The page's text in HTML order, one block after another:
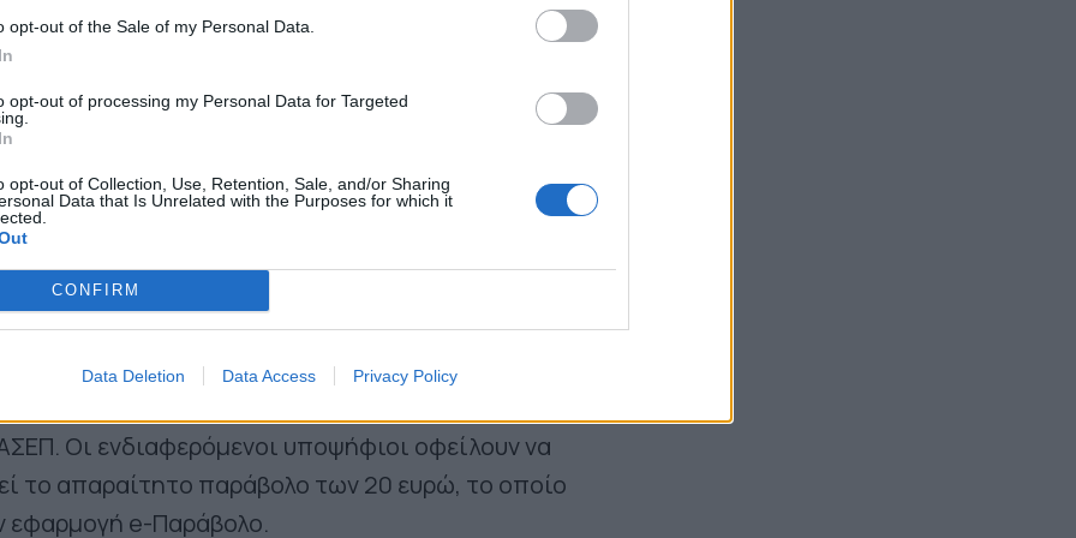
opt-out of the Sale of my Personal Data.
opt-out of processing my Personal Data for Targeted
opt-out of Collection, Use, Retention, Sale, and/or Sharing
Data that Is Unrelated with the Purposes for which it
CONFIRM
Data Deletion Data Access Privacy Policy
υποβάλουν αιτήσεις πρέπει να κατέχουν πτυχίο ή
της ημεδαπής ή ακαδημαϊκά ισοδύναμο ή ισότιμο
ειδικότητας από σχολές της αλλοδαπής. Επιπλέον,
πρόσθετα προσόνταπου αναφέρονται
αιτήσεων ΑΣΕΠ
για την προκήρυξη 1Ε/2025
αποκλειστικά ηλεκτρονικά μέσω της επίσημης
Οι ενδιαφερόμενοι υποψήφιοι οφείλουν να
το απαραίτητο παράβολο των 20 ευρώ, το οποίο
εφαρμογή e-Παράβολο.